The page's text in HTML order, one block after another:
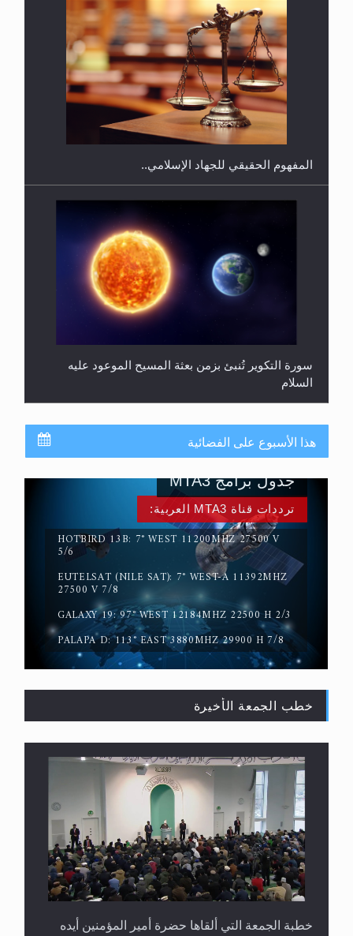
هل يجوز فتح مشروع كوافير نسائي للمحجبات وغير
المحجبات؟
المفهوم الحقيقي للجهاد الإسلامي..
سورة التكوير تُنبئ بزمن بعثة المسيح الموعود عليه
السلام
حقيقة المسيح الدجال
القرآن قاضٍ وحكمٌ على السنة ومهيمنٌ عليها.. ليس
العكس
هذا الأسبوع على الفضائية
ترددات قناة MTA3 العربية:
HOTBIRD 13B: 7° WEST 11200MHZ 27500 V
5/6
EUTELSAT (NILE SAT): 7° WEST-A 11392MHZ
27500 V 7/8
GALAXY 19: 97° WEST 12184MHZ 22500 H 2/3
PALAPA D: 113° EAST 3880MHZ 29900 H 7/8
جدول برامج MTA3
خطب الجمعة الأخيرة
خطبة الجمعة التي ألقاها حضرة أمير المؤمنين أيده